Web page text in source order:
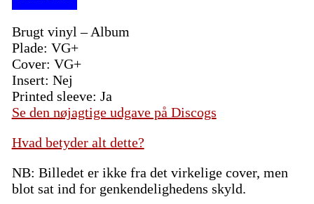
Brugt vinyl – Album
Plade: VG+
Cover: VG+
Insert: Nej
Printed sleeve: Ja
Se den nøjagtige udgave på Discogs
Hvad betyder alt dette?
NB: Billedet er ikke fra det virkelige cover, men
blot sat ind for genkendelighedens skyld.